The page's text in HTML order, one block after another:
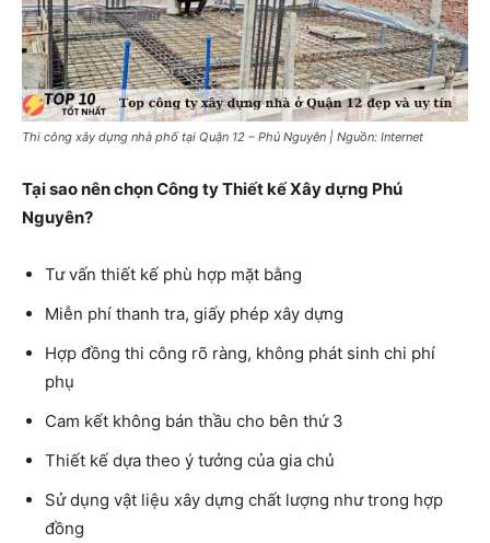
Thi công xây dựng nhà phố tại Quận 12 – Phú Nguyên | Nguồn: Internet
Tại sao nên chọn Công ty Thiết kế Xây dựng Phú
Nguyên?
Tư vấn thiết kế phù hợp mặt bằng
Miễn phí thanh tra, giấy phép xây dựng
Hợp đồng thi công rõ ràng, không phát sinh chi phí
phụ
Cam kết không bán thầu cho bên thứ 3
Thiết kế dựa theo ý tưởng của gia chủ
Sử dụng vật liệu xây dựng chất lượng như trong hợp
đồng